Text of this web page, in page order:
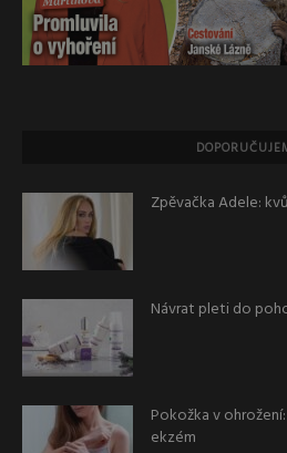
Zpěvačka Adele:
Návrat pleti do
Pokožka v
ekzém